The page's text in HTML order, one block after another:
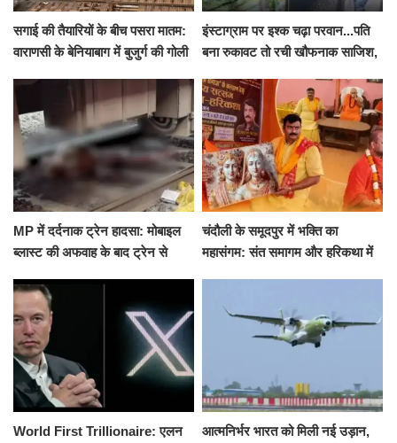
सगाई की तैयारियों के बीच पसरा मातम:
वाराणसी के बेनियाबाग में बुजुर्ग की गोली
इंस्टाग्राम पर इश्क चढ़ा परवान...पति
बना रुकावट तो रची खौफनाक साजिश,
के घाट
MP में दर्दनाक ट्रेन हादसा: मोबाइल
ब्लास्ट की अफवाह के बाद ट्रेन से
रौंदा, 4 की मौत
चंदौली के समूदपुर में भक्ति का
महासंगम: संत समागम और हरिकथा में
World First Trillionaire: एलन
आत्मनिर्भर भारत को मिली नई उड़ान,